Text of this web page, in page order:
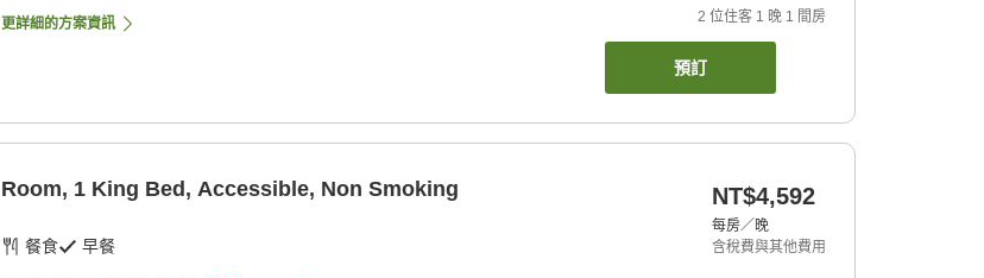
更詳細的方案資訊 2 位住客 1 晚 1 間房
預訂
Room, 1 King Bed, Accessible, Non Smoking
餐食 早餐
NT$4,592
每房／晚
含稅費與其他費用